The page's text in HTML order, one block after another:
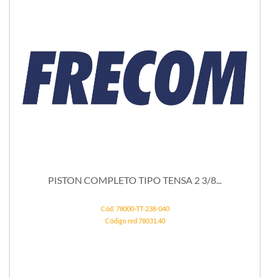
PISTON COMPLETO TIPO TENSA 2 3/8...
Cód: 78000-TT-238-040
Código red 78031.40